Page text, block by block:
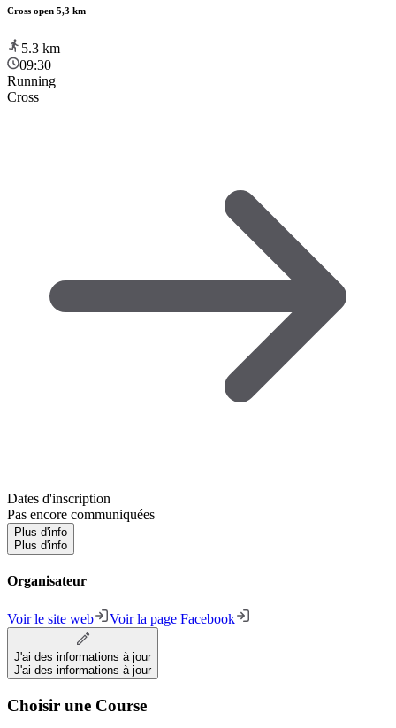
Cross open 5,3 km
5.3 km
09:30
Running
Cross
Dates d'inscription
Pas encore communiquées
Plus d'info
Plus d'info
Organisateur
Voir le site web Voir la page Facebook
J'ai des informations à jour
J'ai des informations à jour
Choisir une Course